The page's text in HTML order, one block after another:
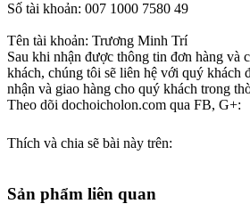
Số tài khoản: 007 1000 7580 49
Tên tài khoản: Trương Minh Trí
Sau khi nhận được thông tin đơn hàng và
khách, chúng tôi sẽ liên hệ với quý khách
nhận và giao hàng cho quý khách trong
Theo dõi dochoicholon.com qua FB, G+:
Thích và chia sẽ bài này trên:
Sản phẩm liên quan